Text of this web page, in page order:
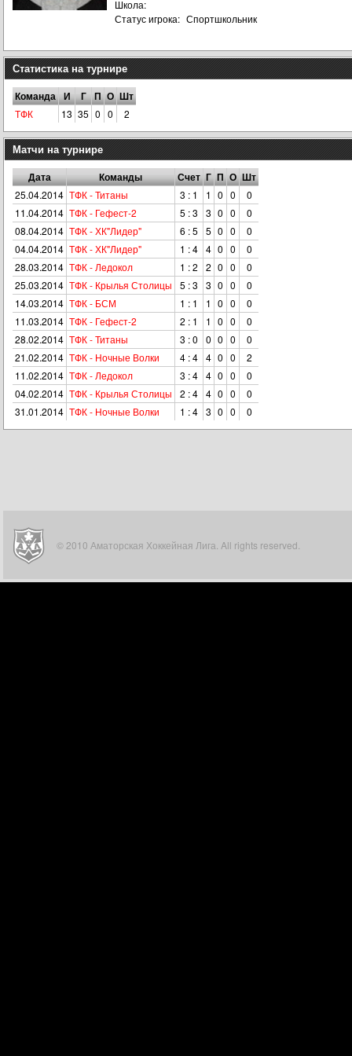
Школа:
Статус игрока: Спортшкольник
Статистика на турнире
Команда И Г П О Шт
ТФК 13 35 0 0 2
Матчи на турнире
Дата Команды Счет Г П О Шт
25.04.2014 ТФК - Титаны 3 : 1 1 0 0
0
11.04.2014 ТФК - Гефест-2 5 : 3 3 0 0
0
08.04.2014 ТФК - ХК"Лидер" 6 : 5 5 0 0
0
04.04.2014 ТФК - ХК"Лидер" 1 : 4 4 0 0
0
28.03.2014 ТФК - Ледокол 1 : 2 2 0 0
0
25.03.2014 ТФК - Крылья Столицы 5 : 3 3 0 0
0
14.03.2014 ТФК - БСМ 1 : 1 1 0 0
0
11.03.2014 ТФК - Гефест-2 2 : 1 1 0 0
0
28.02.2014 ТФК - Титаны 3 : 0 0 0 0
0
21.02.2014 ТФК - Ночные Волки 4 : 4 4 0 0
2
11.02.2014 ТФК - Ледокол 3 : 4 4 0 0
0
04.02.2014 ТФК - Крылья Столицы 2 : 4 4 0 0
0
31.01.2014 ТФК - Ночные Волки 1 : 4 3 0 0 0
© 2010 Аматорская Хоккейная Лига. All rights reserved.